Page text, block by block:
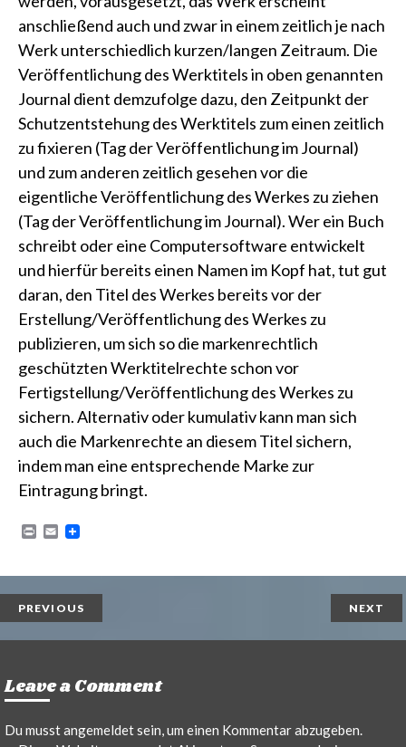
anschließend auch und zwar in einem zeitlich je nach
Werk unterschiedlich kurzen/langen Zeitraum. Die
Veröffentlichung des Werktitels in oben genannten
Journal dient demzufolge dazu, den Zeitpunkt der
Schutzentstehung des Werktitels zum einen zeitlich
zu fixieren (Tag der Veröffentlichung im Journal)
und zum anderen zeitlich gesehen vor die
eigentliche Veröffentlichung des Werkes zu ziehen
(Tag der Veröffentlichung im Journal). Wer ein Buch
schreibt oder eine Computersoftware entwickelt
und hierfür bereits einen Namen im Kopf hat, tut gut
daran, den Titel des Werkes bereits vor der
Erstellung/Veröffentlichung des Werkes zu
publizieren, um sich so die markenrechtlich
geschützten Werktitelrechte schon vor
Fertigstellung/Veröffentlichung des Werkes zu
sichern. Alternativ oder kumulativ kann man sich
auch die Markenrechte an diesem Titel sichern,
indem man eine entsprechende Marke zur
Eintragung bringt.
P
n
E
i
PREVIOUS NEXT
Leave a Comment
Du musstangemeldetsein, um einen Kommentar abzugeben.